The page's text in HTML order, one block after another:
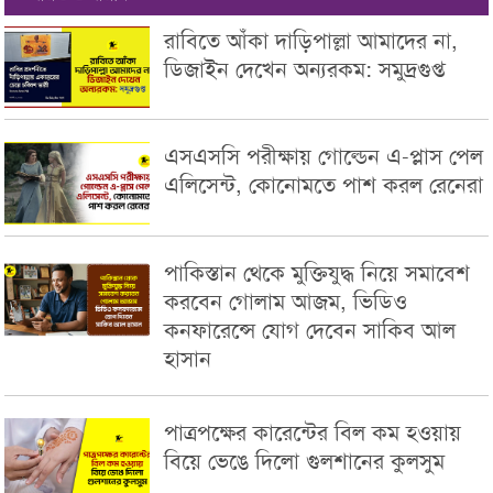
রাবিতে আঁকা দাড়িপাল্লা আমাদের না,
ডিজাইন দেখেন অন্যরকম: সমুদ্রগুপ্ত
এসএসসি পরীক্ষায় গোল্ডেন এ-প্লাস পেল
এলিসেন্ট, কোনোমতে পাশ করল রেনেরা
পাকিস্তান থেকে মুক্তিযুদ্ধ নিয়ে সমাবেশ
করবেন গোলাম আজম, ভিডিও
কনফারেন্সে যোগ দেবেন সাকিব আল
হাসান
পাত্রপক্ষের কারেন্টের বিল কম হওয়ায়
বিয়ে ভেঙে দিলো গুলশানের কুলসুম